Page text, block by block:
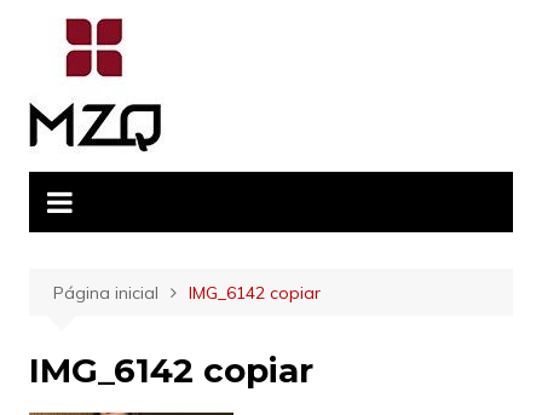
conteúdo
Página inicial IMG_6142 copiar
IMG_6142 copiar